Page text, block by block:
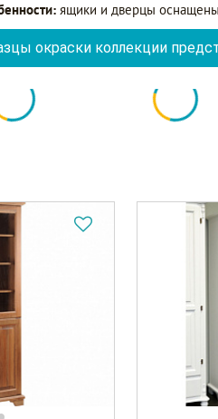
ящики и дверцы
окраски коллекции